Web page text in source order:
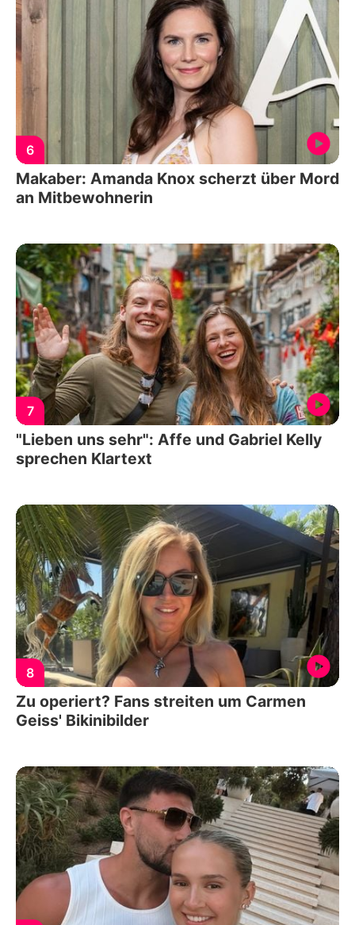
6
Makaber: Amanda Knox scherzt über Mord
an Mitbewohnerin
7
"Lieben uns sehr": Affe und Gabriel Kelly
sprechen Klartext
8
Zu operiert? Fans streiten um Carmen
Geiss' Bikinibilder